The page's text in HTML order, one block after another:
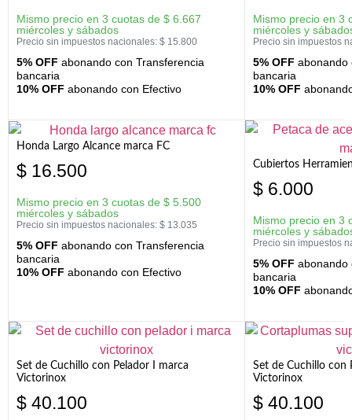
Mismo precio en 3 cuotas de $ 6.667
miércoles y sábados
Precio sin impuestos nacionales: $ 15.800
5% OFF abonando con Transferencia
bancaria
10% OFF abonando con Efectivo
Mismo precio en 3
miércoles y
Precio sin impuestos
5% OFF abonando
bancaria
10% OFF
Honda Largo Alcance marca FC
$ 16.500
Mismo precio en 3 cuotas de $ 5.500
miércoles y sábados
Precio sin impuestos nacionales: $ 13.035
5% OFF abonando con Transferencia
bancaria
10% OFF abonando con Efectivo
Cubiertos
$ 6.000
Mismo precio en 3
miércoles y
Precio sin impuestos
5% OFF abonando
bancaria
10% OFF
Set de Cuchillo con Pelador I marca
Victorinox
$ 40.100
Set de Cuchillo con
Victorinox
$ 40.100